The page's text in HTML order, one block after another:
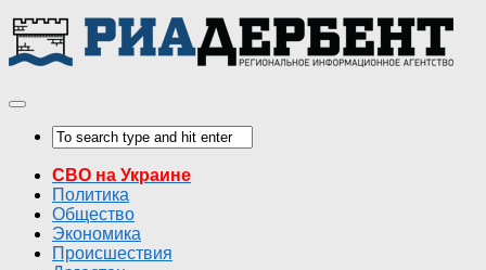
СВО на Украине
Политика
Общество
Экономика
Происшествия